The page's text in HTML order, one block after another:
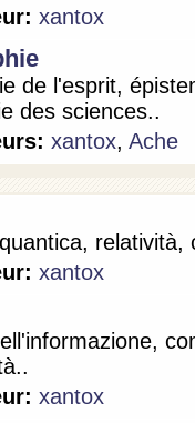
xantox
de l'esprit,
des sciences..
xantox, Ache
relatività,
xantox
xantox